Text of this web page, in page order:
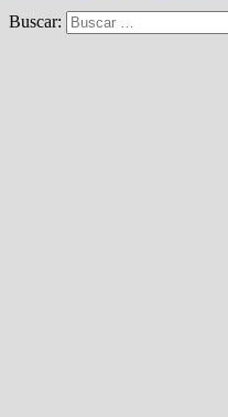
Buscar: